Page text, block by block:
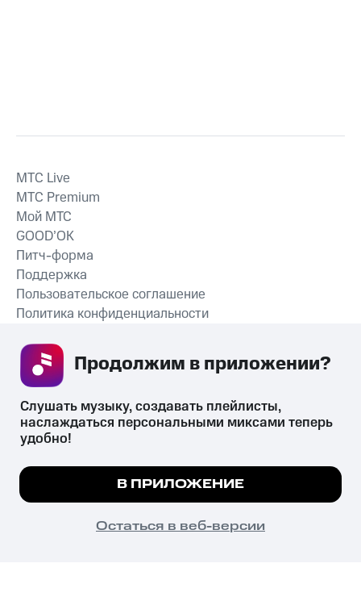
СКАЧАТЬ ПРИЛОЖЕНИЕ
MTС Live
MTС Premium
Мой МТС
GOOD’OK
Питч-форма
Поддержка
Пользовательское соглашение
Политика конфиденциальности
психотропных веществ, их аналогов причиняет вред здоровью,
их незаконный оборот запрещён и влечёт установленную
законодательством ответственность.
© 2026 ООО «КИОН».
Все права защищены
Мы используем куки, чтобы на сайте все
Подробнее
ПОНЯТНО
Слушать музыку, создавать плейлисты,
наслаждаться персональными миксами теперь
удобно!
В ПРИЛОЖЕНИЕ
Остаться в веб-версии